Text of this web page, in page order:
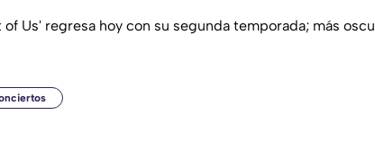
Us' regresa hoy con su segunda temporada; más